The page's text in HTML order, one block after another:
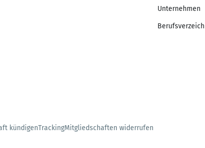
Unternehmen
kündigenTrackingMitgliedschaften widerrufen